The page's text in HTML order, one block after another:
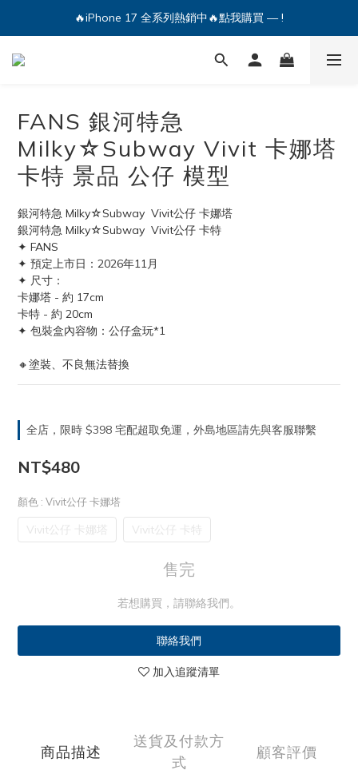
🔥iPhone 17 全系列熱銷中🔥點我購買 — !
🔥iPhone 17 全系列熱銷中🔥點我購買 — !
💕加入Q哥 Line 新好友領優惠券！🎫
FANS 銀河特急
Milky☆Subway Vivit 卡娜塔
卡特 景品 公仔 模型
銀河特急 Milky☆Subway  Vivit公仔 卡娜塔
銀河特急 Milky☆Subway  Vivit公仔 卡特
✦ FANS
✦ 預定上市日：2026年11月
✦ 尺寸：
卡娜塔 - 約 17cm
卡特 - 約 20cm
✦ 包裝盒內容物：公仔盒玩*1
🔸塗裝、不良無法替換
全店，限時 $398 宅配超取免運，外島地區請先與客服聯繫
NT$480
顏色 : Vivit公仔 卡娜塔
Vivit公仔 卡娜塔 Vivit公仔 卡特
售完
若想購買，請聯絡我們。
聯絡我們
加入追蹤清單
商品描述
送貨及付款方
式
顧客評價